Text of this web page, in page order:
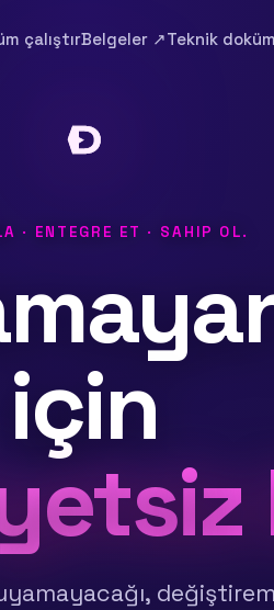
çalıştırBelgeler ↗Teknik
· ENTEGRE ET · SAHIP OL.
için